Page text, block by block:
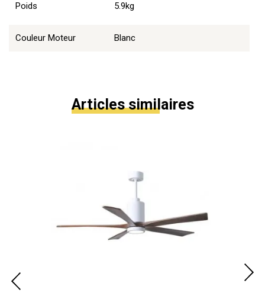
Poids 5.9kg
Couleur Moteur Blanc
Articles similaires